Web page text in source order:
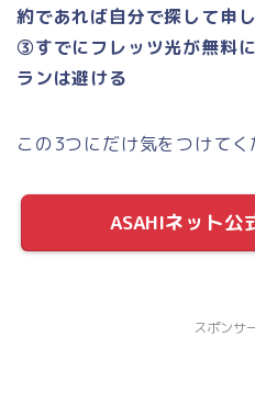
約であれば自分で探して申
③すでにフレッツ光が無料
ランは避ける
この3つにだけ気をつけてく
ASAHIネット公
スポンサ